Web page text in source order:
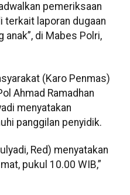
pemeriksaan
terkait laporan dugaan
anak”, di Mabes Polri,
(Karo Penmas)
Ahmad Ramadhan
menyatakan
panggilan penyidik.
Red) menyatakan
pukul 10.00 WIB,”